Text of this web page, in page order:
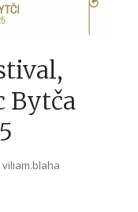
Bytča
viliam.blaha